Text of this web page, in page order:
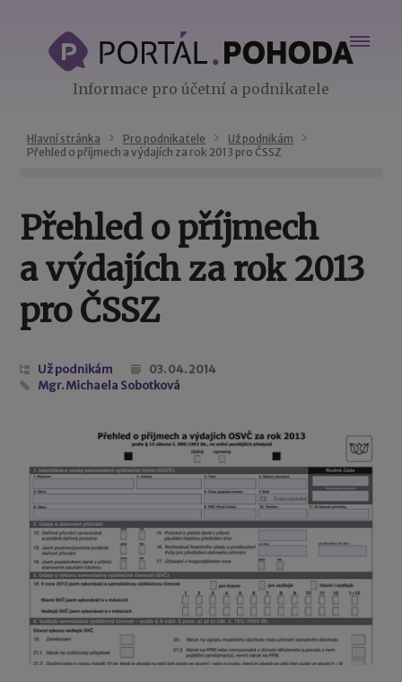
Informace pro účetní a podnikatele
Hlavní stránka Pro podnikatele
Už podnikám
Přehled o příjmech a výdajích za rok 2013 pro ČSSZ
Přehled o příjmech
a výdajích za rok 2013
pro ČSSZ
Už podnikám
03. 04. 2014
Mgr. Michaela Sobotková